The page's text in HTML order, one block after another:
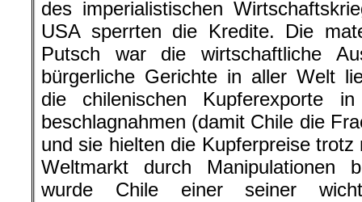
des imperialistischen
USA sperrten die Kredite. Die
Putsch war die wirtschaftliche
bürgerliche Gerichte in aller Welt
die chilenischen Kupferexporte
beschlagnahmen (damit Chile die
und sie hielten die Kupferpreise
Weltmarkt durch Manipulationen
wurde Chile einer seiner